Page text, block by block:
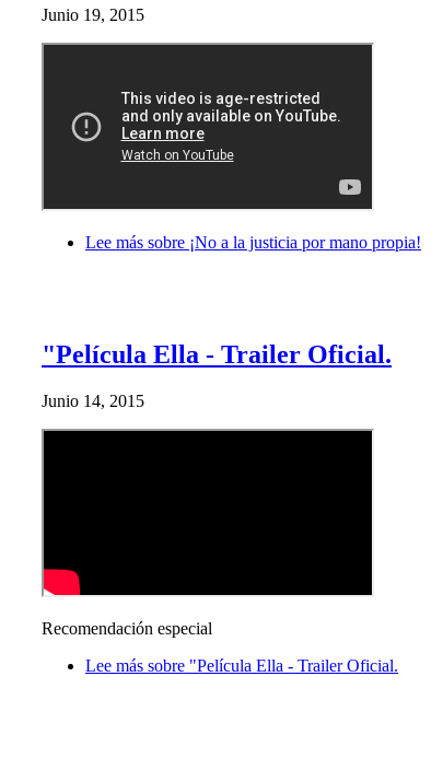
Junio 19, 2015
Lee más sobre ¡No a la justicia por mano propia!
"Película Ella - Trailer Oficial.
Junio 14, 2015
Recomendación especial
Lee más sobre "Película Ella - Trailer Oficial.